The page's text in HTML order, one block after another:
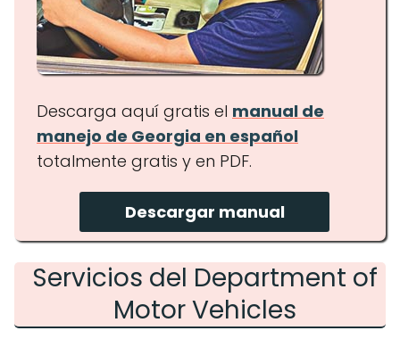
Descarga aquí gratis el manual de
manejo de Georgia en español
totalmente gratis y en PDF.
Descargar manual
Servicios del Department of
Motor Vehicles